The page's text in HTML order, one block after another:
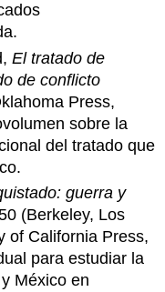
El tratado de
de conflicto
Press,
sobre la
del tratado que
guerra y
(Berkeley, Los
of California Press,
para estudiar la
México en